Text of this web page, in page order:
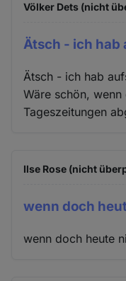
Völker Dets (nicht
Ätsch - ich hab
Ätsch - ich hab
Wäre schön,
Tageszeitungen
Ilse Rose (nicht
wenn doch
wenn doch heute